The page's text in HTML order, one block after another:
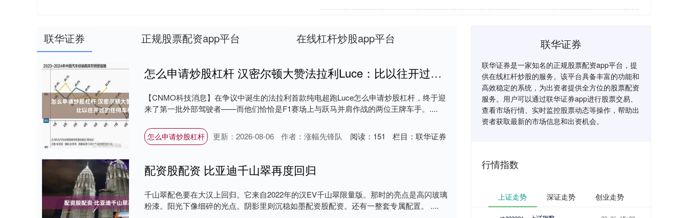
联华证券 正规股票配资app平台 在线杠杆炒股app平台
怎么申请炒股杠杆 汉密尔顿大赞法拉利Luce：比以往开过的任何车都好
【CNMO科技消息】在争议中诞生的法拉利首款纯电超跑Luce怎么申请炒股杠杆，终于迎
来了第一批外部驾驶者——而他们恰恰是F1赛场上与跃马并肩作战的两位王牌车手。....
怎么申请炒股杠杆 更新：2026-08-06 作者：涨幅先锋队 阅读： 151 栏目： 联华证券
配资股配资 比亚迪千山翠再度回归
千山翠配色要在大汉上回归。它来自2022年的汉EV千山翠限量版。那时的亮点是高闪玻璃
粉漆。阳光下像细碎的光点。阴影里则沉稳如墨配资股配资。还有一整套专属配置。 ....
联华证券
联华证券是一家知名的正规股票配资app平台，提
供在线杠杆炒股的服务。该平台具备丰富的功能和
高效稳定的系统，为出资者提供全方位的股票配资
服务。用户可以通过联华证券app进行股票交易、
查看市场行情、实时监控股票动态等操作，帮助出
资者获取最新的市场信息和出资机会。
行情指数
上证走势 深证走势 创业走势